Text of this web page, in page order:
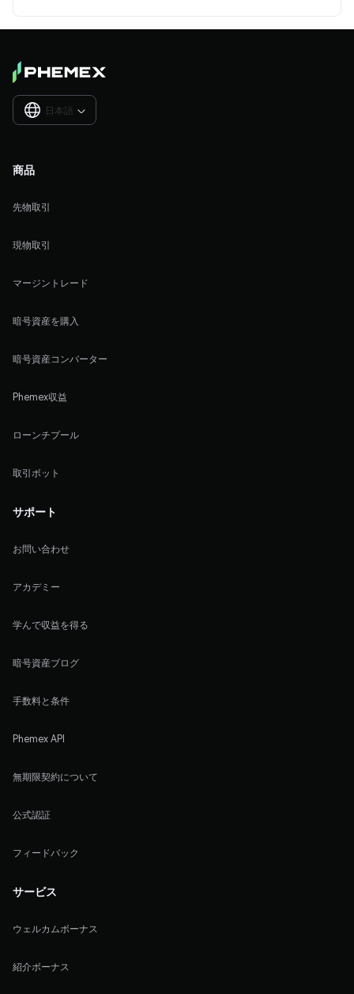
日本語 
商品
先物取引
現物取引
マージントレード
暗号資産を購入
暗号資産コンバーター
Phemex収益
ローンチプール
取引ボット
サポート
お問い合わせ
アカデミー
学んで収益を得る
暗号資産ブログ
手数料と条件
Phemex API
無期限契約について
公式認証
フィードバック
サービス
ウェルカムボーナス
紹介ボーナス